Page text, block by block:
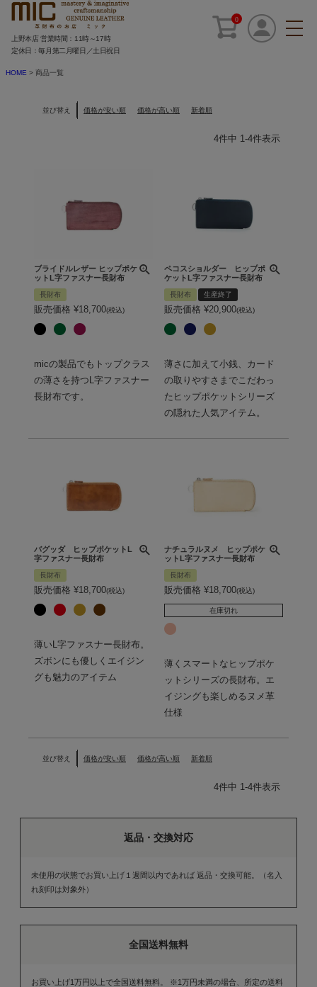
0
上野本店 営業時間：11時～17時
定休日：毎月第二月曜日／土日祝日
HOME 商品一覧
並び替え 価格が安い順 価格が高い順 新着順
4件中 1-4件表示
ブライドルレザー ヒップポケ
ットL字ファスナー長財布
長財布
販売価格 ¥18,700 税込
micの製品でもトップクラス
の薄さを持つL字ファスナー
長財布です。
ペコスショルダー ヒップポ
ケットL字ファスナー長財布
長財布 生産終了
販売価格 ¥20,900 税込
薄さに加えて小銭、カード
の取りやすさまでこだわっ
たヒップポケットシリーズ
の隠れた人気アイテム。
バグッダ ヒップポケットL
字ファスナー長財布
長財布
販売価格 ¥18,700 税込
薄いL字ファスナー長財布。
ズボンにも優しくエイジン
グも魅力のアイテム
ナチュラルヌメ ヒップポケ
ットL字ファスナー長財布
長財布
販売価格 ¥18,700 税込
在庫切れ
薄くスマートなヒップポケ
ットシリーズの長財布。エ
イジングも楽しめるヌメ革
仕様
並び替え 価格が安い順 価格が高い順 新着順
4件中 1-4件表示
返品・交換対応
未使用の状態でお買い上げ１週間以内であれば 返品・交換可能。（名入
れ刻印は対象外）
全国送料無料
お買い上げ1万円以上で全国送料無料。 ※1万円未満の場合、所定の送料